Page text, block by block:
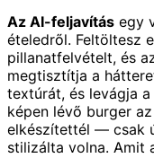
Az AI-feljavítás egy
ételedről. Feltöltesz
pillanatfelvételt, és
megtisztítja a
textúrát, és levágja
képen lévő burger
elkészítettél — csak
stilizálta volna. Amit